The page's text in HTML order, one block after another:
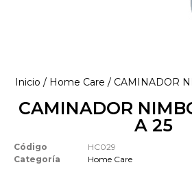
Inicio / Home Care / CAMINADOR
CAMINADOR
A 25
Código
HC029
Categoría
Home Care